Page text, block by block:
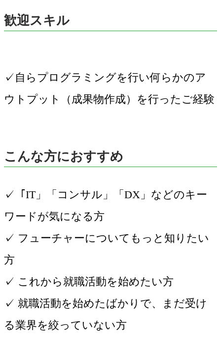
歓迎スキル
✓自らプログラミングを行い何らかのア
ウトプット（成果物作成）を行ったご経験
こんな方におすすめ
✓「IT」「コンサル」「DX」などのキー
ワードが気になる方
✓ フューチャーについてもっと知りたい
方
✓ これから就職活動を始めたい方
✓ 就職活動を始めたばかりで、まだ受け
る業界を絞っていない方